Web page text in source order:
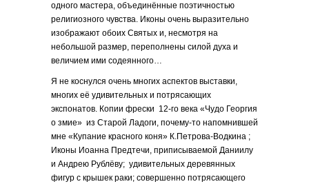
одного мастера, объединённые поэтичностью
религиозного чувства. Иконы очень выразительно
изображают обоих Святых и, несмотря на
небольшой размер, переполнены силой духа и
величием ими содеянного…
Я не коснулся очень многих аспектов выставки,
многих её удивительных и потрясающих
экспонатов. Копии фрески 12-го века «Чудо Георгия
о змие» из Старой Ладоги, почему-то напомнившей
мне «Купание красного коня» К.Петрова-Водкина ;
Иконы Иоанна Предтечи, приписываемой Даниилу
и Андрею Рублёву; удивительных деревянных
фигур с крышек раки; совершенно потрясающего